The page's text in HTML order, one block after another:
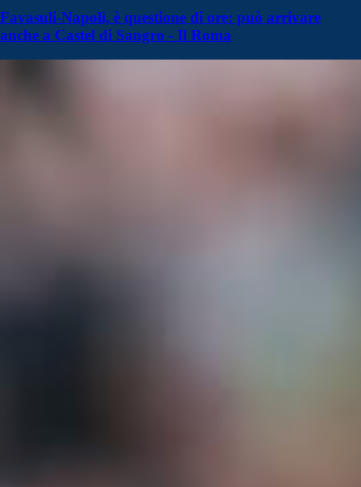
Favasuli-Napoli, è questione di ore: può arrivare
anche a Castel di Sangro - Il Roma